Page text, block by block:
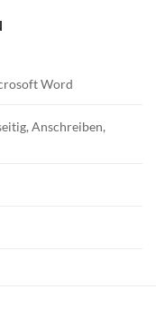
Word
Anschreiben,